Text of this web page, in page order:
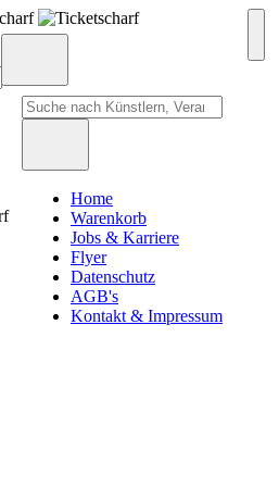
Home
Warenkorb
Jobs & Karriere
Flyer
Datenschutz
AGB's
Kontakt & Impressum